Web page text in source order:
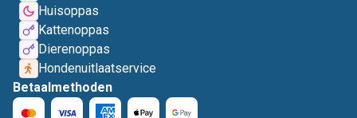
Huisoppas
Kattenoppas
Dierenoppas
Hondenuitlaatservice
Betaalmethoden